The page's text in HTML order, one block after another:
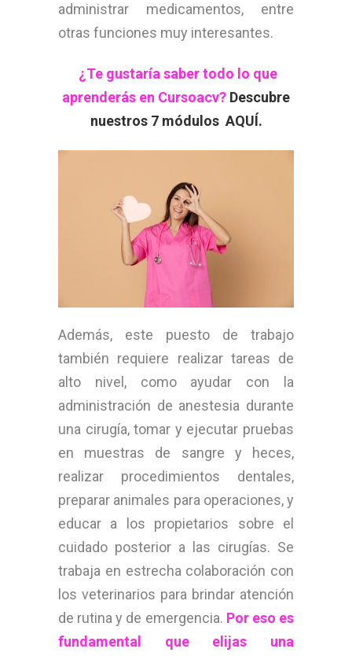
administrar medicamentos, entre
otras funciones muy interesantes.
¿Te gustaría saber todo lo que
aprenderás en Cursoacv? Descubre
nuestros 7 módulos AQUÍ.
Además, este puesto de trabajo
también requiere realizar tareas de
alto nivel, como ayudar con la
administración de anestesia durante
una cirugía, tomar y ejecutar pruebas
en muestras de sangre y heces,
realizar procedimientos dentales,
preparar animales para operaciones, y
educar a los propietarios sobre el
cuidado posterior a las cirugías. Se
trabaja en estrecha colaboración con
los veterinarios para brindar atención
de rutina y de emergencia. Por eso es
fundamental que elijas una